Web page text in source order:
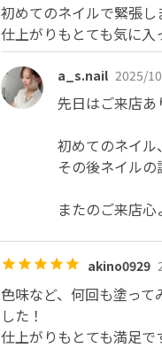
初めてのネイルで緊張し
仕上がりもとても気に
a_s.nail 2025/
先日はご来店
初めてのネイ
その後ネイル
またのご来店
akino0929
色味など、何回も塗っ
した！
仕上がりもとても満足で